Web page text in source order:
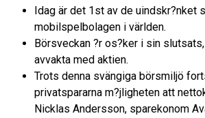
Idag är det 1st av de uindskr?nket
mobilspelbolagen i världen.
Börsveckan ?r os?ker i sin
avvakta med aktien.
Trots denna svängiga börsmiljö
privatspararna m?jligheten att
Nicklas Andersson, sparekonom